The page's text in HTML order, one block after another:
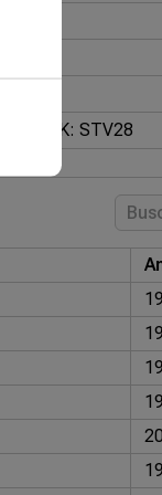
NGK: STV28